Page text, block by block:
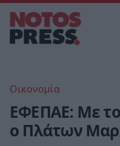
Οικονομία
ΕΦΕΠΑΕ: Με
ο Πλάτων